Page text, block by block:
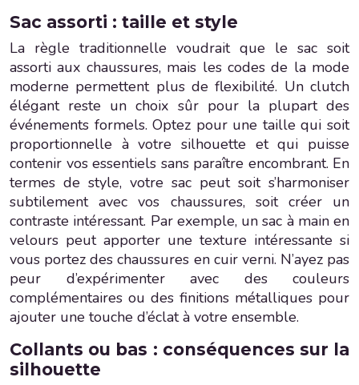
Sac assorti : taille et style
La règle traditionnelle voudrait que le sac soit
assorti aux chaussures, mais les codes de la mode
moderne permettent plus de flexibilité. Un clutch
élégant reste un choix sûr pour la plupart des
événements formels. Optez pour une taille qui soit
proportionnelle à votre silhouette et qui puisse
contenir vos essentiels sans paraître encombrant. En
termes de style, votre sac peut soit s’harmoniser
subtilement avec vos chaussures, soit créer un
contraste intéressant. Par exemple, un sac à main en
velours peut apporter une texture intéressante si
vous portez des chaussures en cuir verni. N’ayez pas
peur d’expérimenter avec des couleurs
complémentaires ou des finitions métalliques pour
ajouter une touche d’éclat à votre ensemble.
Collants ou bas : conséquences sur la
silhouette